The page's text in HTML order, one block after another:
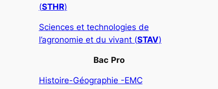
(STHR)
Sciences et technologies de
l’agronomie et du vivant (STAV)
Bac Pro
Histoire-Géographie -EMC